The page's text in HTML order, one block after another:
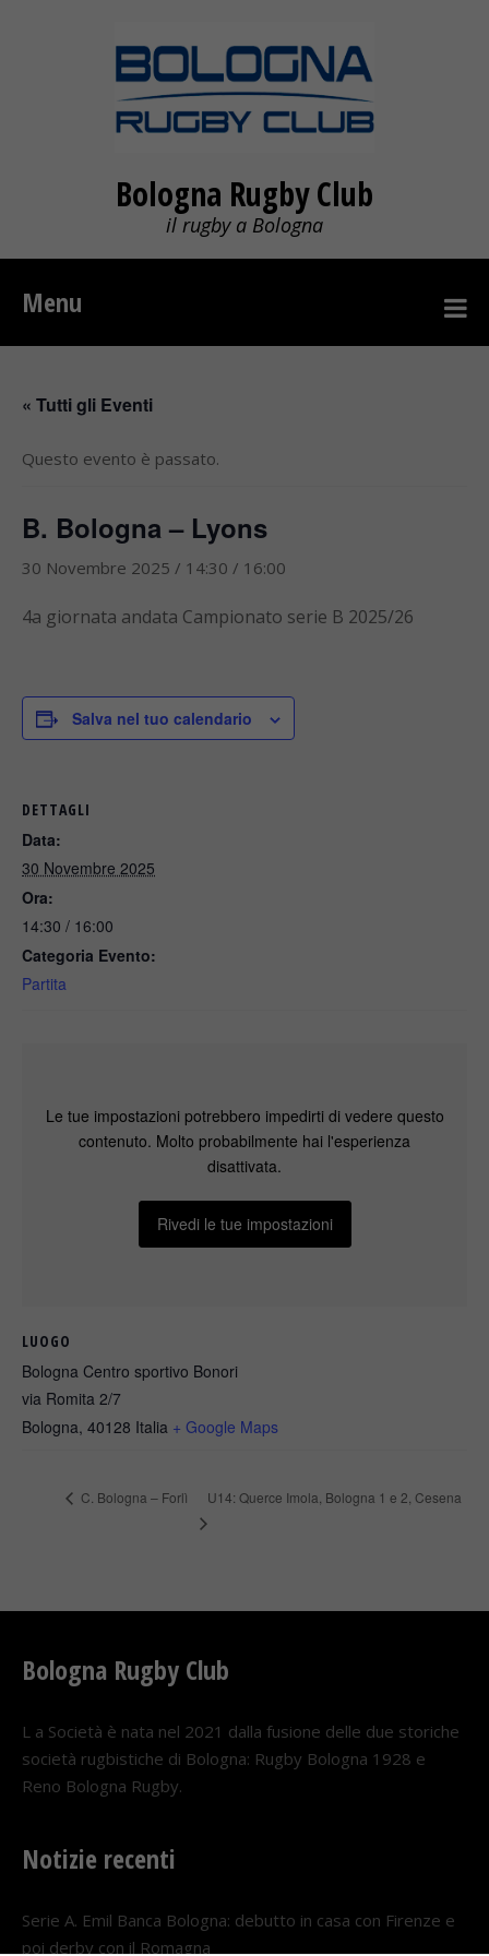
Bologna Rugby Club
il rugby a Bologna
Menu
« Tutti gli Eventi
Questo evento è passato.
B. Bologna – Lyons
30 Novembre 2025 / 14:30 / 16:00
4a giornata andata Campionato serie B 2025/26
Salva nel tuo calendario
DETTAGLI
Data:
30 Novembre 2025
Ora:
14:30 / 16:00
Categoria Evento:
Partita
LUOGO
Bologna Centro sportivo Bonori
via Romita 2/7
Bologna, 40128 Italia + Google Maps
Le tue impostazioni potrebbero impedirti di vedere questo
contenuto. Molto probabilmente hai l'esperienza
disattivata.
Rivedi le tue impostazioni
C. Bologna – Forlì U14: Querce Imola, Bologna 1 e 2, Cesena
Bologna Rugby Club
L a Società è nata nel 2021 dalla fusione delle due storiche
società rugbistiche di Bologna: Rugby Bologna 1928 e
Reno Bologna Rugby.
Notizie recenti
Serie A. Emil Banca Bologna: debutto in casa con Firenze e
poi derby con il Romagna